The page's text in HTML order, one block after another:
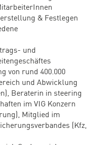
& Festlegen
und
von rund 400.000
und Abwicklung
Beraterin in steering
im VIG Konzern
Mitglied im
(Kfz,